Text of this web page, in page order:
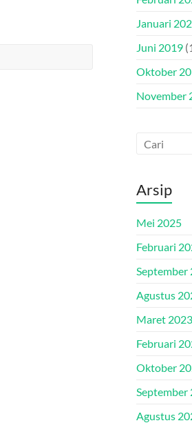
Januari
Juni 2019
Oktober
November
Arsip
Mei 2025
Februari
September
Agustus
Maret 2023
Februari
Oktober
September
Agustus